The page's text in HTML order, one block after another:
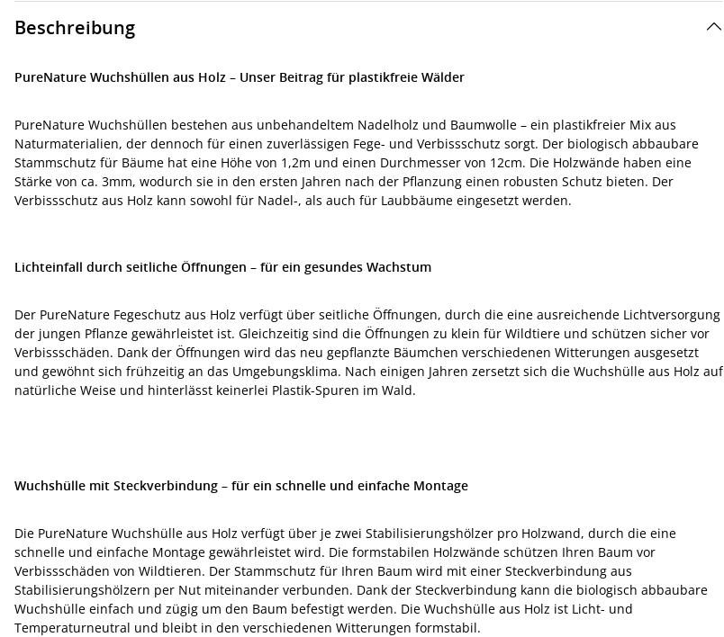
Beschreibung
PureNature Wuchshüllen aus Holz – Unser Beitrag für plastikfreie Wälder
PureNature Wuchshüllen bestehen aus unbehandeltem Nadelholz und Baumwolle – ein plastikfreier Mix aus
Naturmaterialien, der dennoch für einen zuverlässigen Fege- und Verbissschutz sorgt. Der biologisch abbaubare
Stammschutz für Bäume hat eine Höhe von 1,2m und einen Durchmesser von 12cm. Die Holzwände haben eine
Stärke von ca. 3mm, wodurch sie in den ersten Jahren nach der Pflanzung einen robusten Schutz bieten. Der
Verbissschutz aus Holz kann sowohl für Nadel-, als auch für Laubbäume eingesetzt werden.
Lichteinfall durch seitliche Öffnungen – für ein gesundes Wachstum
Der PureNature Fegeschutz aus Holz verfügt über seitliche Öffnungen, durch die eine ausreichende Lichtversorgung
der jungen Pflanze gewährleistet ist. Gleichzeitig sind die Öffnungen zu klein für Wildtiere und schützen sicher vor
Verbissschäden. Dank der Öffnungen wird das neu gepflanzte Bäumchen verschiedenen Witterungen ausgesetzt
und gewöhnt sich frühzeitig an das Umgebungsklima. Nach einigen Jahren zersetzt sich die Wuchshülle aus Holz auf
natürliche Weise und hinterlässt keinerlei Plastik-Spuren im Wald.
Wuchshülle mit Steckverbindung – für ein schnelle und einfache Montage
Die PureNature Wuchshülle aus Holz verfügt über je zwei Stabilisierungshölzer pro Holzwand, durch die eine
schnelle und einfache Montage gewährleistet wird. Die formstabilen Holzwände schützen Ihren Baum vor
Verbissschäden von Wildtieren. Der Stammschutz für Ihren Baum wird mit einer Steckverbindung aus
Stabilisierungshölzern per Nut miteinander verbunden. Dank der Steckverbindung kann die biologisch abbaubare
Wuchshülle einfach und zügig um den Baum befestigt werden. Die Wuchshülle aus Holz ist Licht- und
Temperaturneutral und bleibt in den verschiedenen Witterungen formstabil.